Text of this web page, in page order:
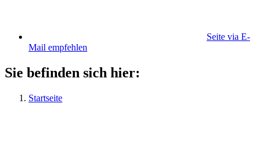
Seite via E-
Mail empfehlen
Sie befinden sich hier:
Startseite